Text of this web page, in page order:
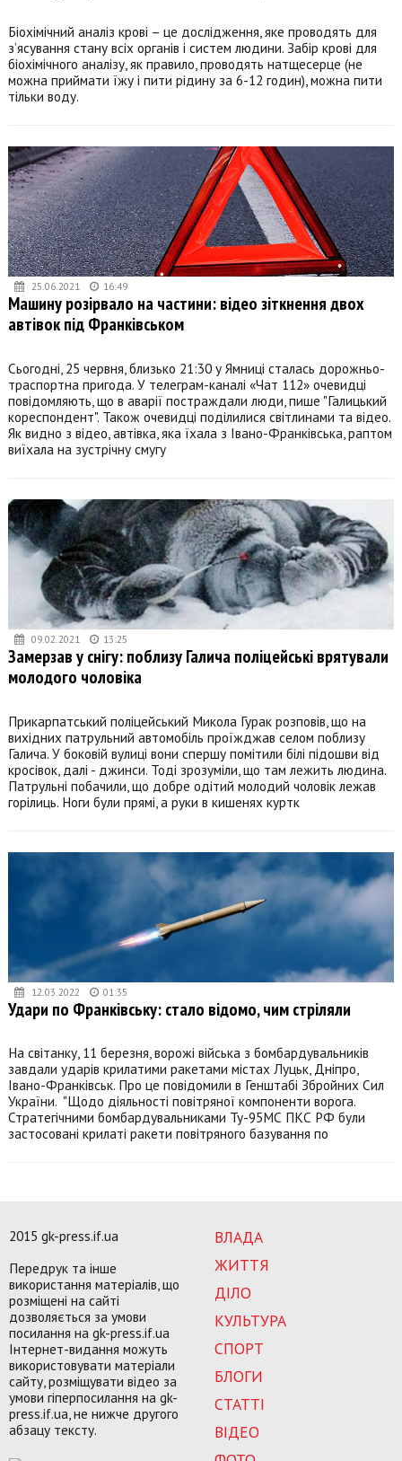
Біохімічний аналіз крові – це дослідження, яке проводять для
з’ясування стану всіх органів і систем людини. Забір крові для
біохімічного аналізу, як правило, проводять натщесерце (не
можна приймати їжу і пити рідину за 6-12 годин), можна пити
тільки воду.
25.06.2021 16:49
Машину розірвало на частини: відео зіткнення двох
автівок під Франківськом
Сьогодні, 25 червня, близько 21:30 у Ямниці сталась дорожньо-
траспортна пригода. У телеграм-каналі «Чат 112» очевидці
повідомляють, що в аварії постраждали люди, пише "Галицький
кореспондент". Також очевидці поділилися світлинами та відео.
Як видно з відео, автівка, яка їхала з Івано-Франківська, раптом
виїхала на зустрічну смугу
09.02.2021 13:25
Замерзав у снігу: поблизу Галича поліцейські врятували
молодого чоловіка
Прикарпатський поліцейський Микола Гурак розповів, що на
вихідних патрульний автомобіль проїжджав селом поблизу
Галича. У боковій вулиці вони спершу помітили білі підошви від
кросівок, далі - джинси. Тоді зрозуміли, що там лежить людина.
Патрульні побачили, що добре одітий молодий чоловік лежав
горілиць. Ноги були прямі, а руки в кишенях куртк
12.03.2022 01:35
Удари по Франківську: стало відомо, чим стріляли
На світанку, 11 березня, ворожі війська з бомбардувальників
завдали ударів крилатими ракетами містах Луцьк, Дніпро,
Івано-Франківськ. Про це повідомили в Генштабі Збройних Сил
України. "Щодо діяльності повітряної компоненти ворога.
Стратегічними бомбардувальниками Ту-95МС ПКС РФ були
застосовані крилаті ракети повітряного базування по
ВЛАДА
ЖИТТЯ
ДІЛО
КУЛЬТУРА
СПОРТ
БЛОГИ
СТАТТІ
ВІДЕО
2015 gk-press.if.ua
Передрук та інше
використання матеріалів, що
розміщені на сайті
дозволяється за умови
посилання на gk-press.if.ua
Інтернет-видання можуть
використовувати матеріали
сайту, розміщувати відео за
умови гіперпосилання на gk-
press.if.ua, не нижче другого
абзацу тексту.